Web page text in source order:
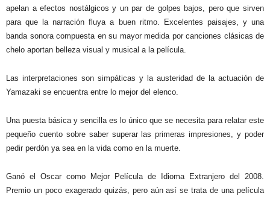
apelan a efectos nostálgicos y un par de golpes bajos, pero que sirven
para que la narración fluya a buen ritmo. Excelentes paisajes, y una
banda sonora compuesta en su mayor medida por canciones clásicas de
chelo aportan belleza visual y musical a la película.
Las interpretaciones son simpáticas y la austeridad de la actuación de
Yamazaki se encuentra entre lo mejor del elenco.
Una puesta básica y sencilla es lo único que se necesita para relatar este
pequeño cuento sobre saber superar las primeras impresiones, y poder
pedir perdón ya sea en la vida como en la muerte.
Ganó el Oscar como Mejor Película de Idioma Extranjero del 2008.
Premio un poco exagerado quizás, pero aún así se trata de una película